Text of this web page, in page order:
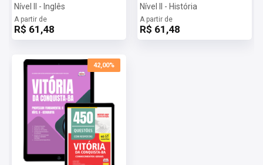
Nível II - Inglês
A partir de
R$ 61,48
Nível II - História
A partir de
R$ 61,48
42,00%